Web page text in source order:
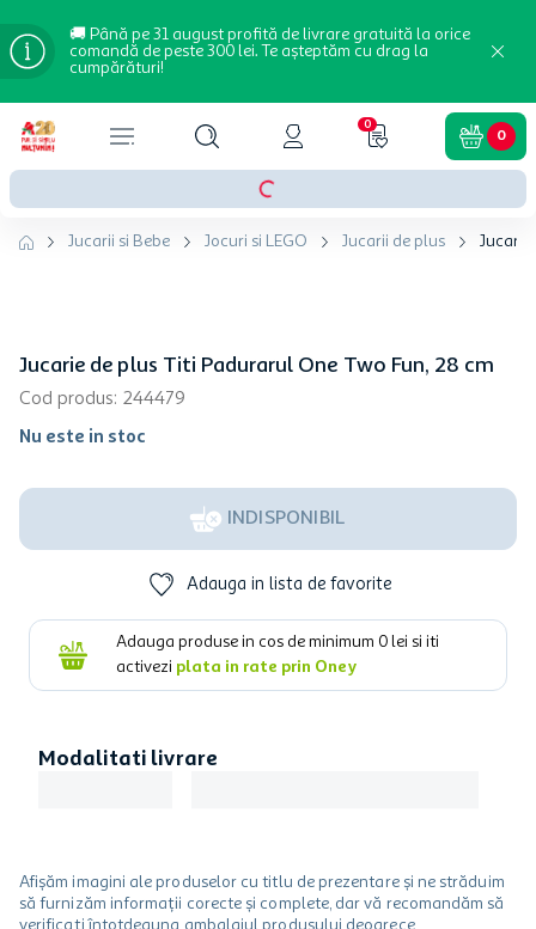
🚚 Până pe 31 august profită de livrare gratuită la orice
comandă de peste 300 lei. Te așteptăm cu drag la
cumpărături!
0
0
Jucarii si Bebe Jocuri si LEGO Jucarii de plus Jucarie
Jucarie de plus Titi Padurarul One Two Fun, 28 cm
Cod produs: 244479
Nu este in stoc
INDISPONIBIL
Adauga in lista de favorite
Adauga produse in cos de minimum 0 lei si iti
activezi plata in rate prin Oney
Modalitati livrare
Afișăm imagini ale produselor cu titlu de prezentare și ne străduim
să furnizăm informații corecte și complete, dar vă recomandăm să
verificați întotdeauna ambalajul produsului deoarece